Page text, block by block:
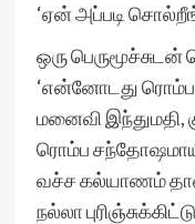
‘ஏன் அப்படி
ஒரு
‘என்னோடது ரொம்ப
மனைவி இந்துமதி,
ரொம்ப
வச்ச கல்யாணம்
நல்லா